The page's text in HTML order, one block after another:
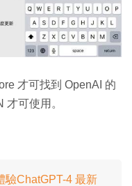
才可找到 OpenAI 的
可使用。
驗ChatGPT-4 最新